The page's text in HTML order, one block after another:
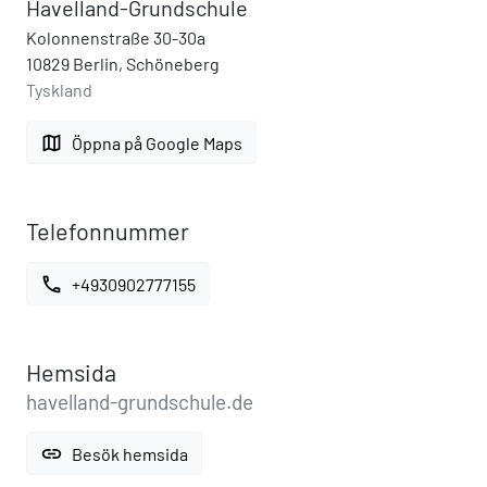
Havelland-Grundschule
Kolonnenstraße 30-30a
10829 Berlin, Schöneberg
Tyskland
map Öppna på Google Maps
Telefonnummer
call +4930902777155
Hemsida
havelland-grundschule.de
link Besök hemsida